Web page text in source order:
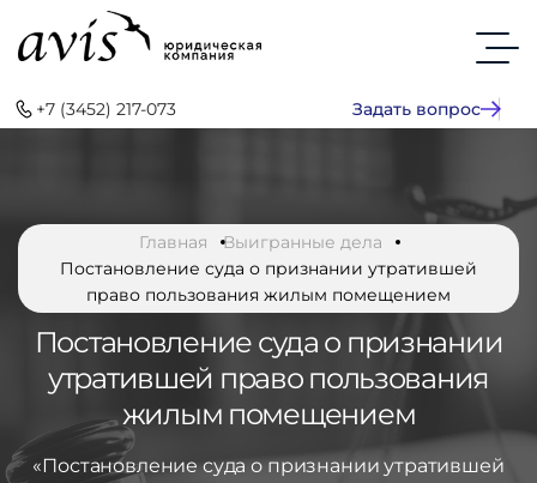
+7 (3452) 217-073 Задать вопрос
Главная
Выигранные дела
Постановление суда о признании утратившей
право пользования жилым помещением
Постановление суда о признании
утратившей право пользования
жилым помещением
«Постановление суда о признании утратившей